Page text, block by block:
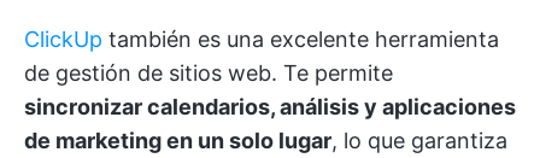
ClickUp también es una excelente herramienta
de gestión de sitios web. Te permite
sincronizar calendarios, análisis y aplicaciones
de marketing en un solo lugar, lo que garantiza